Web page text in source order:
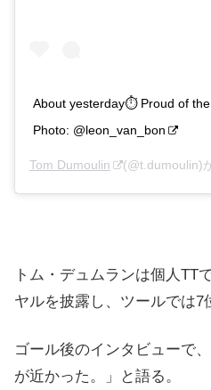
About yesterday⏱ Proud of
Photo: @leon_van_bon
Tom Dumoulin (@t.dumoulin)
トム・デュムランは個人TT
ヤルを披露し、ツールでは7
ゴール後のインタビューで
が近かった。」と語る。